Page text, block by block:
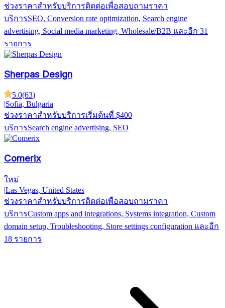
ช่วงราคาสำหรับบริการติดต่อเพื่อสอบถามราคา
บริการSEO, Conversion rate optimization, Search engine
advertising, Social media marketing, Wholesale/B2B และอีก 31
รายการ
Sherpas Design
5.0(63)
|Sofia, Bulgaria
ช่วงราคาสำหรับบริการเริ่มต้นที่ $400
บริการSearch engine advertising, SEO
Comerix
ใหม่
|Las Vegas, United States
ช่วงราคาสำหรับบริการติดต่อเพื่อสอบถามราคา
บริการCustom apps and integrations, Systems integration, Custom
domain setup, Troubleshooting, Store settings configuration และอีก
18 รายการ